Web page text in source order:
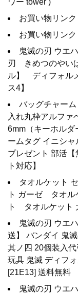
ワー tower )
お買い物リンク
お買い物リンク
鬼滅の刃 ウエ
刃 きめつのやい
ル】 ディフォル
ス4】
バッグチャー
入れ丸枠アルファ
6mm（キーホルダ
ームタグ イニシ
プレゼント 部活
ト対応】
タオルケット
ト ガーゼ タオル
ト タオルケッ
鬼滅の刃 ウエ
送】 バンダイ 鬼
其ノ四 20個装入
玩具 鬼滅 ディフ
[21E13] 送料無料
鬼滅の刃 ウエ